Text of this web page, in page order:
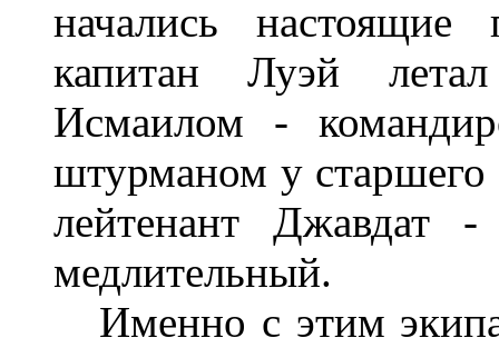
начались
капитан Луэй
Исмаилом -
штурманом у старшего
лейтенант Джавдат
медлительный.
Именно с этим